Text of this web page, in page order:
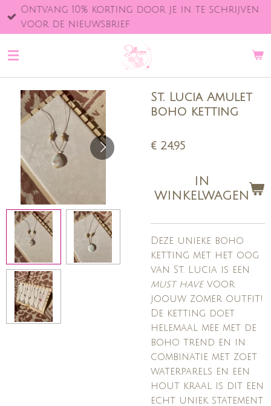
Ga
direct
de
Ontvang 10% korting door je in te schrijven
voor de nieuwsbrief
St. Lucia Amulet
boho ketting
€ 24,95
IN
WINKELWAGEN
Deze unieke boho
ketting met het oog
van St. Lucia is een
must havevoor
joouw zomer outfit!
De ketting doet
helemaal mee met de
boho trend en in
combinatie met zoet
waterparels en een
hout kraal is dit een
echt uniek statement